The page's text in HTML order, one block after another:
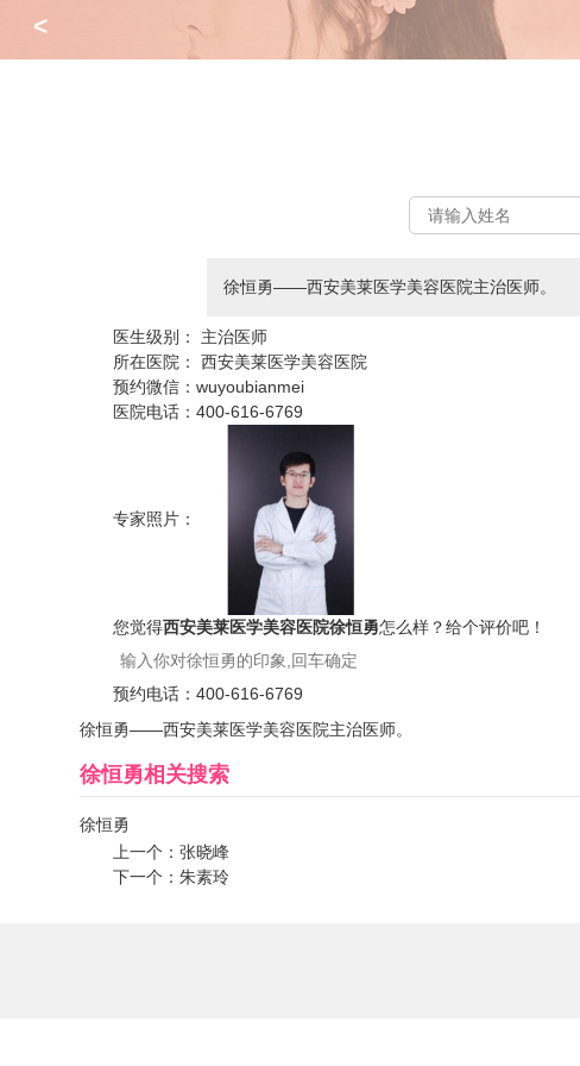
<
徐恒勇——西安美莱医学美容医院主治医师。
医生级别：
主治医师
所在医院：
西安美莱医学美容医院
预约微信：wuyoubianmei
医院电话：400-616-6769
专家照片：
您觉得西安美莱医学美容医院徐恒勇怎么样？给个评价吧！
预约电话：400-616-6769
徐恒勇——西安美莱医学美容医院主治医师。
徐恒勇相关搜索
徐恒勇
上一个：张晓峰
下一个：朱素玲